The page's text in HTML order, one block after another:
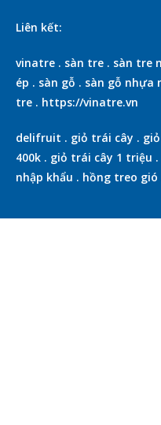
Liên kết:
vinatre . sàn tre . sàn tre
ép . sàn gỗ . sàn gỗ nhựa
tre . https://vinatre.vn
delifruit . giỏ trái cây .
400k . giỏ trái cây 1 triệu .
nhập khẩu . hồng treo gió